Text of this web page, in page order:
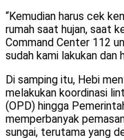
“Kemudian harus cek
rumah saat hujan, saat
Command Center 112
sudah kami lakukan dan
Di samping itu, Hebi
melakukan koordinasi
(OPD) hingga
memperbanyak
sungai, terutama yang